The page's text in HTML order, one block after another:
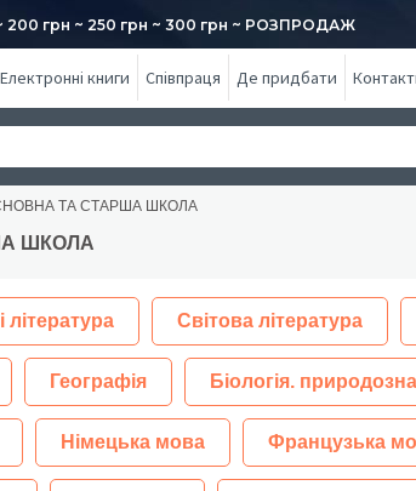
грн ~ 250 грн ~ 300 грн ~ РОЗПРОДАЖ
Електронні книги Співпраця Де придбати
ТА СТАРША ШКОЛА
ШКОЛА
література Світова література
Географія Біологія.
Німецька мова Французька